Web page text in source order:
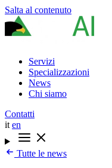
Salta al contenuto
Servizi
Specializzazioni
News
Chi siamo
Contatti
it en
Tutte le news